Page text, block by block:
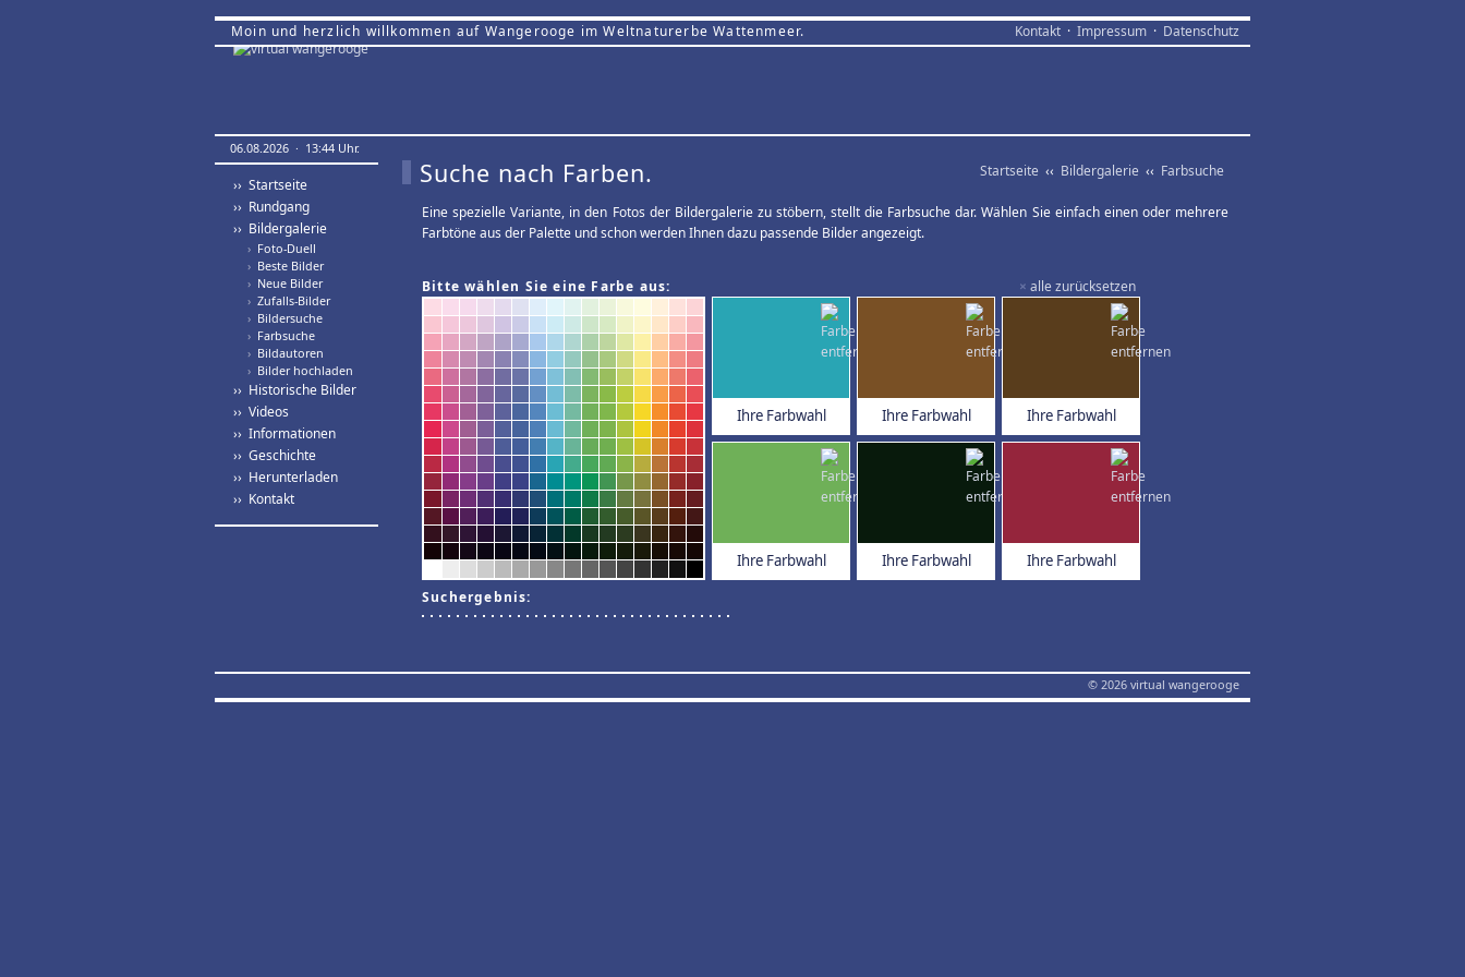
Moin und herzlich willkommen auf Wangerooge im Weltnaturerbe Wattenmeer. Kontakt · Impressum · Datenschutz
06.08.2026 · 13:44 Uhr.
›› Startseite
›› Rundgang
›› Bildergalerie
› Foto-Duell
› Beste Bilder
› Neue Bilder
› Zufalls-Bilder
› Bildersuche
› Farbsuche
› Bildautoren
› Bilder hochladen
›› Historische Bilder
›› Videos
›› Informationen
›› Geschichte
›› Herunterladen
›› Kontakt
Startseite ‹‹ Bildergalerie ‹‹ Farbsuche
Suche nach Farben.
Eine spezielle Variante, in den Fotos der Bildergalerie zu stöbern, stellt die Farbsuche dar. Wählen Sie einfach einen oder mehrere
Farbtöne aus der Palette und schon werden Ihnen dazu passende Bilder angezeigt.
× alle zurücksetzen
Bitte wählen Sie eine Farbe aus:
Ihre Farbwahl Ihre Farbwahl Ihre Farbwahl
Ihre Farbwahl Ihre Farbwahl Ihre Farbwahl
Suchergebnis:
© 2026 virtual wangerooge